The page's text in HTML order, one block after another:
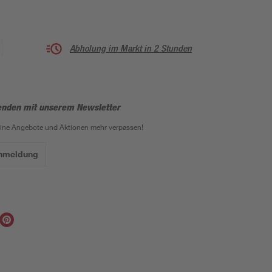
Abholung im Markt in 2 Stunden
mit unserem Newsletter
Angebote und Aktionen mehr verpassen!